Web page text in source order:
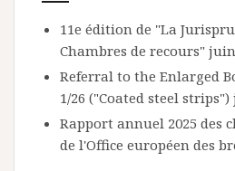
11e édition de "La
Chambres de recours" juin
Referral to the Enlarged
1/26 ("Coated steel strips")
Rapport annuel 2025 des
de l'Office européen des